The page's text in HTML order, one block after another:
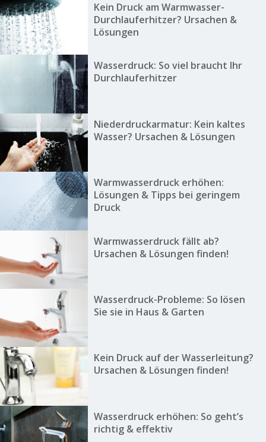
Kein Druck am Warmwasser-
Durchlauferhitzer? Ursachen &
Lösungen
Wasserdruck: So viel braucht Ihr
Durchlauferhitzer
Niederdruckarmatur: Kein kaltes
Wasser? Ursachen & Lösungen
Warmwasserdruck erhöhen:
Lösungen & Tipps bei geringem
Druck
Warmwasserdruck fällt ab?
Ursachen & Lösungen finden!
Wasserdruck-Probleme: So lösen
Sie sie in Haus & Garten
Kein Druck auf der Wasserleitung?
Ursachen & Lösungen finden!
Wasserdruck erhöhen: So geht’s
richtig & effektiv